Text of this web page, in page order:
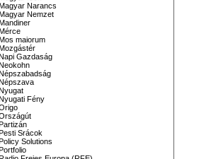
Narancs
Nemzet
maiorum
Gazdaság
Fény
Srácok
Solutions